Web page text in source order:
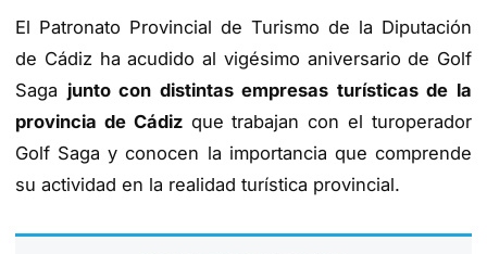
El Patronato Provincial de Turismo de la Diputación
de Cádiz ha acudido al vigésimo aniversario de Golf
Saga junto con distintas empresas turísticas de la
provincia de Cádizque trabajan con el turoperador
Golf Saga y conocen la importancia que comprende
su actividad en la realidad turística provincial.